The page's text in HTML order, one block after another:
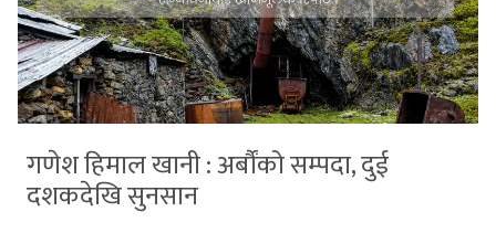
गणेश हिमाल खानी : अर्बौंको सम्पदा, दुई
दशकदेखि सुनसान